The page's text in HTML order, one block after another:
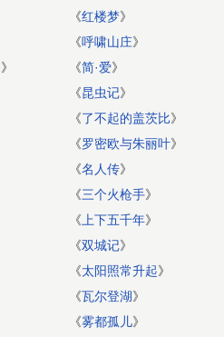
《红楼梦》
《呼啸山庄》
》 《简·爱》
《昆虫记》
《了不起的盖茨比》
《罗密欧与朱丽叶》
《名人传》
《三个火枪手》
《 上下五千年》
《双城记》
《太阳照常升起》
《瓦尔登湖》
《雾都孤儿》